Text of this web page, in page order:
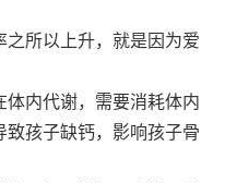
之所以上升，就是因为爱
内代谢，需要消耗体内
致孩子缺钙，影响孩子骨